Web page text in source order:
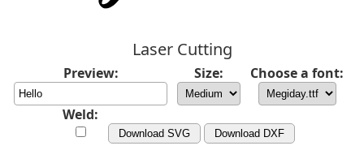
Laser Cutting
Preview: Size: Choose a font:
Weld:
Download SVG Download DXF